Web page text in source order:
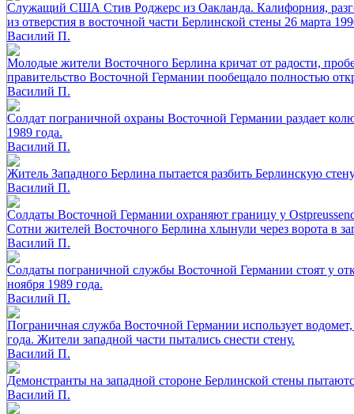
Служащий США Стив Роджерс из Оакланда. Калифорния,
из отверстия в восточной части Берлинской стены 26 марта
Василий П.
Молодые жители Восточного Берлина кричат от радости,
правительство Восточной Германии пообещало полностью
Василий П.
Солдат пограничной охраны Восточной Германии раздает
1989 года.
Василий П.
Житель Западного Берлина пытается разбить Берлинскую
Василий П.
Солдаты Восточной Германии охраняют границу у
Сотни жителей Восточного Берлина хлынули через ворота в
Василий П.
Солдаты пограничной службы Восточной Германии стоят у
ноября 1989 года.
Василий П.
Пограничная служба Восточной Германии использует
года. Жители западной части пытались снести стену.
Василий П.
Демонстранты на западной стороне Берлинской стены
Василий П.